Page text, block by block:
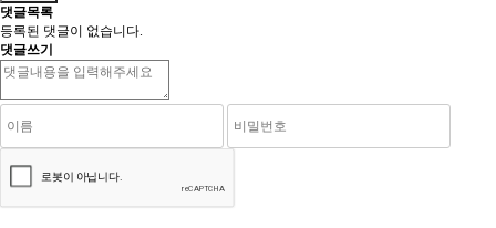
댓글목록
등록된 댓글이 없습니다.
댓글쓰기